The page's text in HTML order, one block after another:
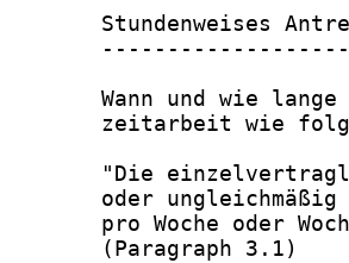
Stundenweises
Wann und wie
zeitarbeit wie
"Die
oder
pro Woche oder
       (Paragraph 3.1)